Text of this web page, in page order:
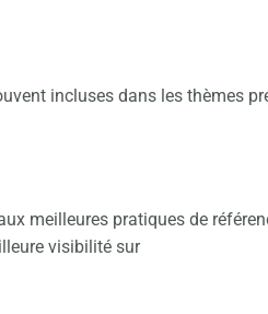
incluses dans les thèmes
meilleures pratiques de
visibilité sur